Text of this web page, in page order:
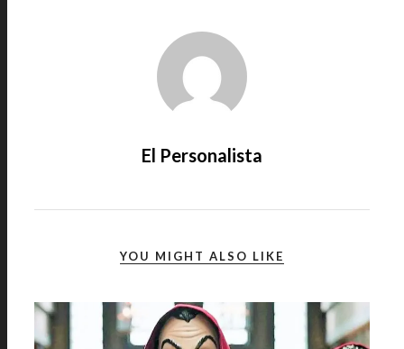
El Personalista
YOU MIGHT ALSO LIKE